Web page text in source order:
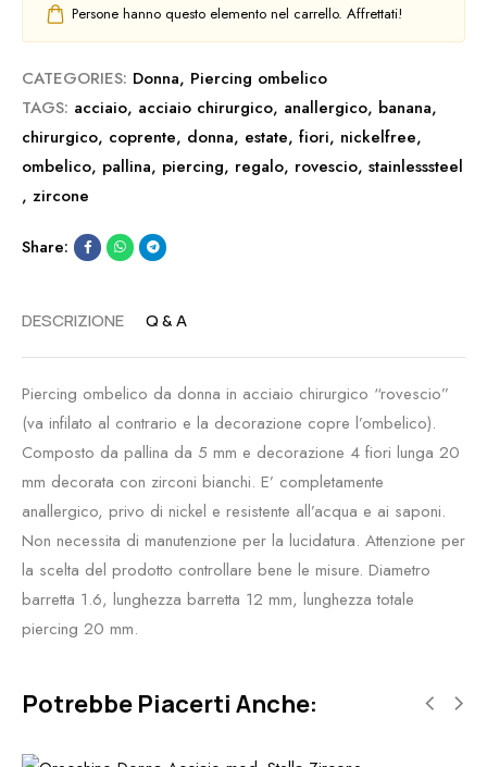
Persone hanno questo elemento nel carrello. Affrettati!
CATEGORIES: Donna, Piercing ombelico
TAGS: acciaio, acciaio chirurgico, anallergico, banana,
chirurgico, coprente, donna, estate, fiori, nickelfree,
ombelico, pallina, piercing, regalo, rovescio, stainlesssteel
, zircone
Share:
DESCRIZIONE Q & A
Piercing ombelico da donna in acciaio chirurgico “rovescio”
(va infilato al contrario e la decorazione copre l’ombelico).
Composto da pallina da 5 mm e decorazione 4 fiori lunga 20
mm decorata con zirconi bianchi. E’ completamente
anallergico, privo di nickel e resistente all’acqua e ai saponi.
Non necessita di manutenzione per la lucidatura. Attenzione per
la scelta del prodotto controllare bene le misure. Diametro
barretta 1.6, lunghezza barretta 12 mm, lunghezza totale
piercing 20 mm.
Potrebbe Piacerti Anche: